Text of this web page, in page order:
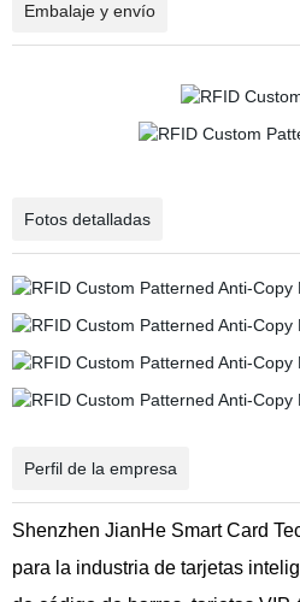
Embalaje y envío
Fotos detalladas
Perfil de la empresa
Shenzhen JianHe Smart Card
para la industria de tarjetas